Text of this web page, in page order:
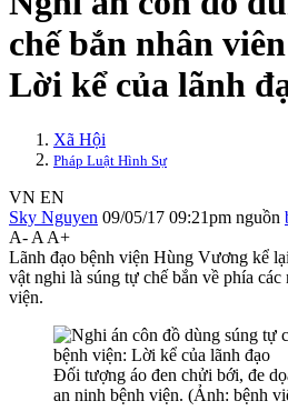
chế bắn nhân
Lời kể của lãnh
Xã Hội
Pháp Luật Hình Sự
VN EN
Sky Nguyen 09/05/17 09:21pm nguồn
A- A A+
Lãnh đạo bệnh viện Hùng Vương kể
vật nghi là súng tự chế bắn về phía
viện.
Đối tượng áo đen chửi bới, đe
an ninh bệnh viện. (Ảnh: bệnh